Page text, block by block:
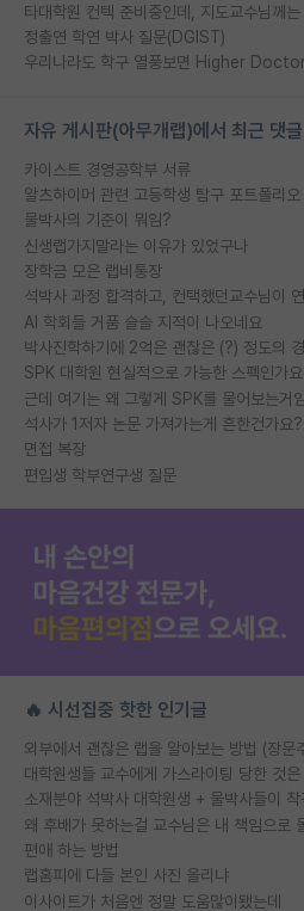
정출연 학연 박사 질문(DGIST)
자유 게시판(아무개랩)에서 최근 댓
카이스트 경영공학부 서류
알츠하이머 관련 고등학생 탐구 포트폴리오
물박사의 기준이 뭐임?
신생랩가지말라는 이유가 있었구나
장학금 모은 랩비통장
AI 학회들 거품 슬슬 지적이 나오네요
SPK 대학원 현실적으로 가능한 스펙인가
근데 여기는 왜 그렇게 SPK를 물어보는거
석사가 1저자 논문 가져가는게 흔한건가요?
면접 복장
편입생 학부연구생 질문
🔥 시선집중 핫한 인기글
외부에서 괜찮은 랩을 알아보는 방법 (장문
소재분야 석박사 대학원생 + 물박사들이 착
편애 하는 방법
랩홈피에 다들 본인 사진 올리냐
이사이트가 처음엔 정말 도움많이됐는데